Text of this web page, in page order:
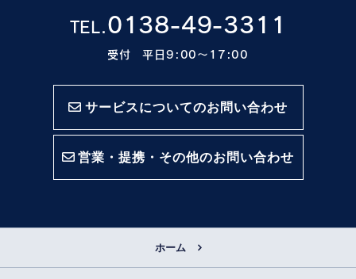
TEL.0138-49-3311
受付 平日9:00〜17:00
サービスについてのお問い合わせ
営業・提携・その他のお問い合わせ
ホーム